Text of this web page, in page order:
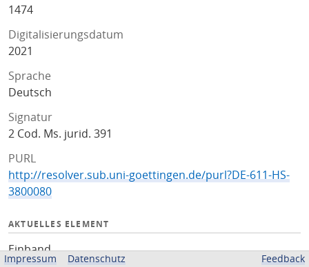
1474
Digitalisierungsdatum
2021
Sprache
Deutsch
Signatur
2 Cod. Ms. jurid. 391
PURL
http://resolver.sub.uni-goettingen.de/purl?DE-611-HS-
3800080
AKTUELLES ELEMENT
Einband
Impressum Datenschutz Feedback